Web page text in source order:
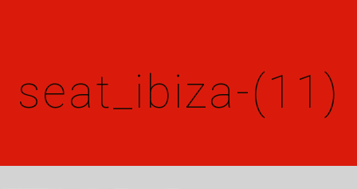
seat_ibiza-(11)